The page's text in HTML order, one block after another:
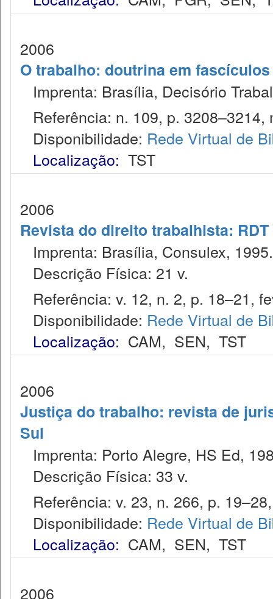
2006
O trabalho: doutrina em
Imprenta: Brasília, Decisório
Referência: n. 109, p. 3208–3214,
Disponibilidade: Rede Virtual de
Localização: TST
2006
Revista do direito trabalhista: RDT
Imprenta: Brasília, Consulex, 1995.
Descrição Física: 21 v.
Referência: v. 12, n. 2, p. 18–21,
Disponibilidade: Rede Virtual de
Localização: CAM, SEN, TST
2006
Justiça do trabalho: revista de
Sul
Imprenta: Porto Alegre, HS Ed,
Descrição Física: 33 v.
Referência: v. 23, n. 266, p.
Disponibilidade: Rede Virtual de
Localização: CAM, SEN, TST
2006